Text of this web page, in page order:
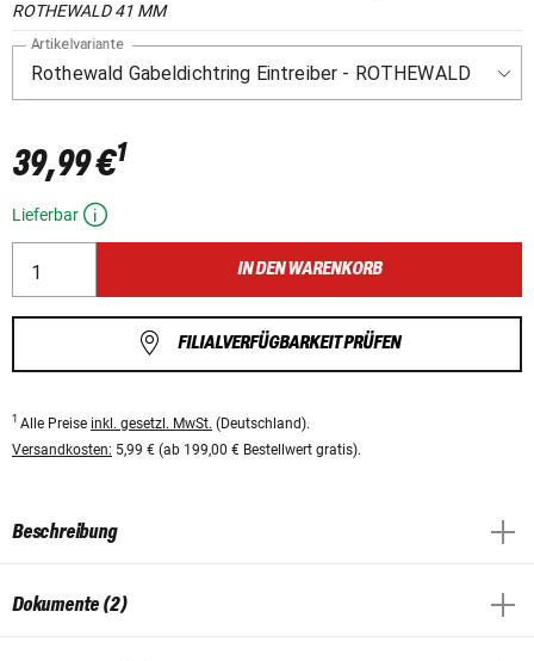
ROTHEWALD 41 MM
Artikelvariante
39,99 €1
Lieferbar
IN DEN WARENKORB
FILIALVERFÜGBARKEIT PRÜFEN
1 Alle Preise inkl. gesetzl. MwSt. (Deutschland).
Versandkosten: 5,99 € (ab 199,00 € Bestellwert gratis).
Beschreibung
Dokumente (2)